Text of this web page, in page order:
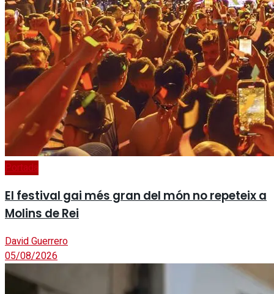
Portada
El festival gai més gran del món no repeteix a
Molins de Rei
David Guerrero
05/08/2026